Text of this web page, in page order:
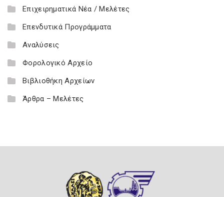
Επιχειρηματικά Νέα / Μελέτες
Επενδυτικά Προγράμματα
Αναλύσεις
Φορολογικό Αρχείο
Βιβλιοθήκη Αρχείων
Άρθρα – Μελέτες